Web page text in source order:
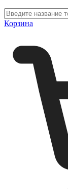
Корзина